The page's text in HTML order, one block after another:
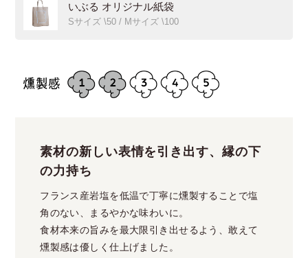
いぶる オリジナル紙袋
Sサイズ \50 / Mサイズ \100
素材の新しい表情を引き出す、縁の下
の力持ち
フランス産岩塩を低温で丁寧に燻製することで塩
角のない、まるやかな味わいに。
食材本来の旨みを最大限引き出せるよう、敢えて
燻製感は優しく仕上げました。